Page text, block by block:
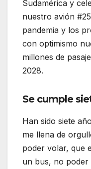
Sudamérica y
nuestro avión
pandemia y los
con optimismo
millones de
2028.
Se cumple
Han sido siete
me llena de
poder volar, que
un bus, no poder